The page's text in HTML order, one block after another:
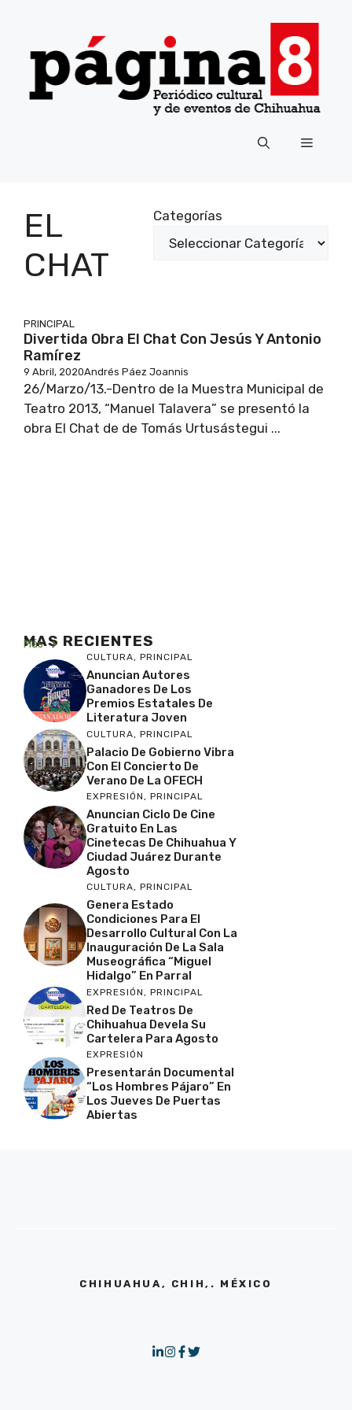
contenido
Menú
EL
CHAT
Categorías
PRINCIPAL
Divertida Obra El Chat Con Jesús Y Antonio
Ramírez
9 Abril, 2020Andrés Páez Joannis
26/Marzo/13.-Dentro de la Muestra Municipal de
Teatro 2013, “Manuel Talavera” se presentó la
obra El Chat de de Tomás Urtusástegui ...
MAS RECIENTES
Más
CULTURA, PRINCIPAL
Anuncian Autores
Ganadores De Los
Premios Estatales De
Literatura Joven
CULTURA, PRINCIPAL
Palacio De Gobierno Vibra
Con El Concierto De
Verano De La OFECH
EXPRESIÓN, PRINCIPAL
Anuncian Ciclo De Cine
Gratuito En Las
Cinetecas De Chihuahua Y
Ciudad Juárez Durante
Agosto
CULTURA, PRINCIPAL
Genera Estado
Condiciones Para El
Desarrollo Cultural Con La
Inauguración De La Sala
Museográfica “Miguel
Hidalgo” En Parral
EXPRESIÓN , PRINCIPAL
Red De Teatros De
Chihuahua Devela Su
Cartelera Para Agosto
EXPRESIÓN
Presentarán Documental
“Los Hombres Pájaro” En
Los Jueves De Puertas
Abiertas
CHIHUAHUA, CHIH,. MÉXICO